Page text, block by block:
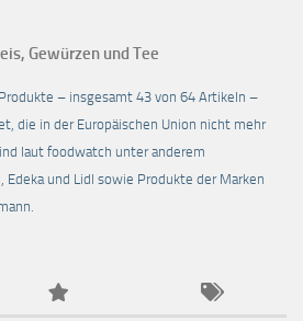
Gewürzen und Tee
– insgesamt 43 von 64 Artikeln –
die in der Europäischen Union nicht mehr
laut foodwatch unter anderem
Edeka und Lidl sowie Produkte der Marken